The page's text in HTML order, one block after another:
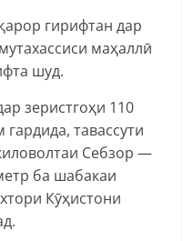
гирифтан дар
маҳаллӣ
шуд.
зеристгоҳи 110
тавассути
Себзор —
ба шабакаи
Кӯҳистони